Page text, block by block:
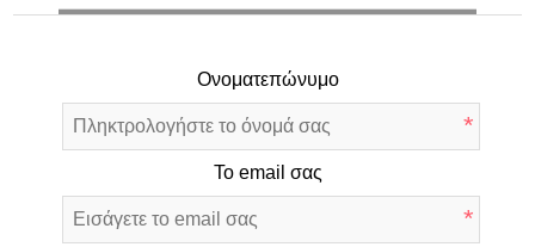
Ονοματεπώνυμο
*
Το email σας
*